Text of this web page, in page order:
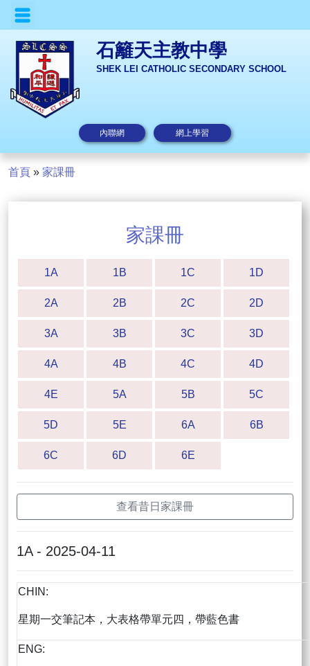
石籬天主教中學
SHEK LEI CATHOLIC SECONDARY SCHOOL
內聯網 網上學習
首頁 » 家課冊
家課冊
1A 1B 1C 1D
2A 2B 2C 2D
3A 3B 3C 3D
4A 4B 4C 4D
4E 5A 5B 5C
5D 5E 6A 6B
6C 6D 6E
查看昔日家課冊
1A - 2025-04-11
CHIN:
星期一交筆記本，大表格帶單元四，帶藍色書
ENG: